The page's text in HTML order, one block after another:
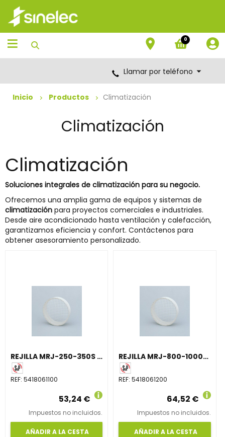
Saltar
contenido
Saltar
menú
de
navegación
0
Llamar por teléfono
Inicio Productos Climatización
Climatización
Climatización
Soluciones integrales de climatización para su negocio.
Ofrecemos una amplia gama de equipos y sistemas de
climatización para proyectos comerciales e industriales.
Desde aire acondicionado hasta ventilación y calefacción,
garantizamos eficiencia y confort. Contáctenos para
obtener asesoramiento personalizado.
REJILLA MRJ-250-350S CONDUCTO 100-125mm
REF: 5418061100
53,24 €
Impuestos no incluidos.
AÑADIR A LA CESTA
REJILLA MRJ-800-1000S CONDUCTO 200mm
REF:5418061200
64,52 €
Impuestos no incluidos.
AÑADIR A LA CESTA